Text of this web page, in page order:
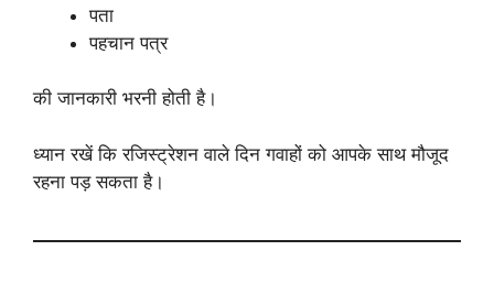
पता
पहचान पत्र
की जानकारी भरनी होती है।
ध्यान रखें कि रजिस्ट्रेशन वाले दिन गवाहों को आपके साथ मौजूद
रहना पड़ सकता है।